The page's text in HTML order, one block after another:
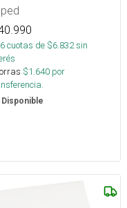
6cuotas de $6.832sin
$1.640 por
Disponible